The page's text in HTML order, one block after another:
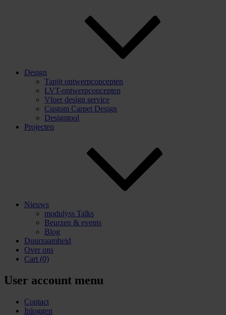
Design
Tapijt ontwerpconcepten
LVT-ontwerpconcepten
Vloer design service
Custom Carpet Design
Designtool
Projecten
Nieuws
modulyss Talks
Beurzen & events
Blog
Duurzaamheid
Over ons
Cart (0)
User account menu
Contact
Inloggen